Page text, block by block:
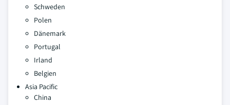
Schweden
Polen
Dänemark
Portugal
Irland
Belgien
Asia Pacific
China